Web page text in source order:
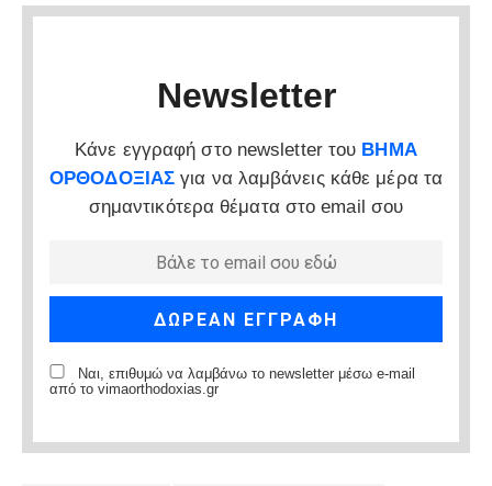
Newsletter
Κάνε εγγραφή στο newsletter του ΒΗΜΑ
ΟΡΘΟΔΟΞΙΑΣ για να λαμβάνεις κάθε μέρα τα
σημαντικότερα θέματα στο email σου
Ναι, επιθυμώ να λαμβάνω το newsletter μέσω e-mail
από το vimaorthodoxias.gr